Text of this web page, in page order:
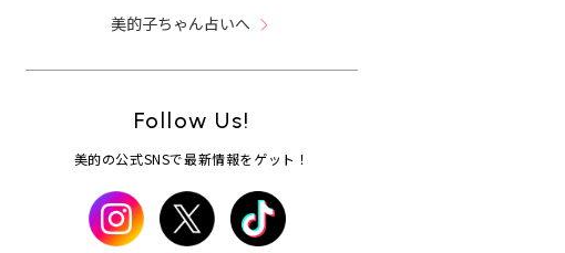
美的子ちゃん占いへ
Follow Us!
美的の公式SNSで最新情報をゲット！